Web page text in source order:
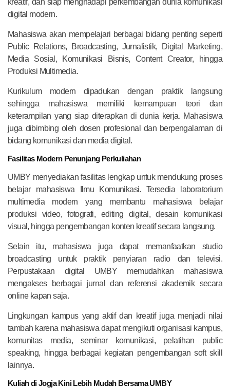
kreatif, dan siap menghadapi perkembangan dunia komunikasi
digital modern.
Mahasiswa akan mempelajari berbagai bidang penting seperti
Public Relations, Broadcasting, Jurnalistik, Digital Marketing,
Media Sosial, Komunikasi Bisnis, Content Creator, hingga
Produksi Multimedia.
Kurikulum modern dipadukan dengan praktik langsung
sehingga mahasiswa memiliki kemampuan teori dan
keterampilan yang siap diterapkan di dunia kerja. Mahasiswa
juga dibimbing oleh dosen profesional dan berpengalaman di
bidang komunikasi dan media digital.
Fasilitas Modern Penunjang Perkuliahan
UMBY menyediakan fasilitas lengkap untuk mendukung proses
belajar mahasiswa Ilmu Komunikasi. Tersedia laboratorium
multimedia modern yang membantu mahasiswa belajar
produksi video, fotografi, editing digital, desain komunikasi
visual, hingga pengembangan konten kreatif secara langsung.
Selain itu, mahasiswa juga dapat memanfaatkan studio
broadcasting untuk praktik penyiaran radio dan televisi.
Perpustakaan digital UMBY memudahkan mahasiswa
mengakses berbagai jurnal dan referensi akademik secara
online kapan saja.
Lingkungan kampus yang aktif dan kreatif juga menjadi nilai
tambah karena mahasiswa dapat mengikuti organisasi kampus,
komunitas media, seminar komunikasi, pelatihan public
speaking, hingga berbagai kegiatan pengembangan soft skill
lainnya.
Kuliah di Jogja Kini Lebih Mudah Bersama UMBY